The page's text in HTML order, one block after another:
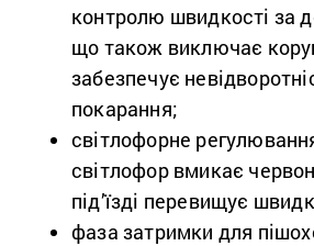
контролю швидкості за
що також виключає
забезпечує
покарання;
світлофорне
світлофор вмикає
під’їзді перевищує
фаза затримки для